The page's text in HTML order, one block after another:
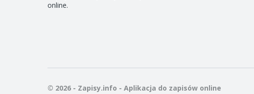
online.
© 2026 - Zapisy.info - Aplikacja do zapisów online